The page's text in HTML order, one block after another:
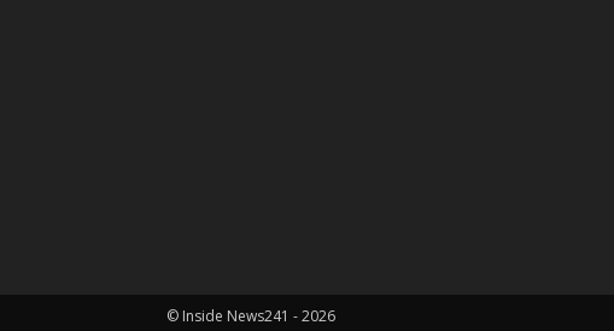
© Inside News241 - 2026